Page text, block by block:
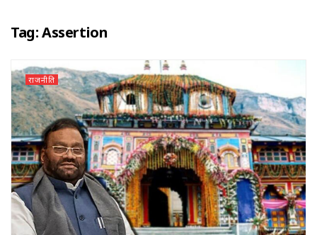
Tag:Assertion
राजनीति